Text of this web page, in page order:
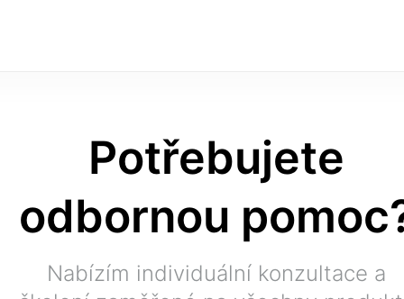
Potřebujete
odbornou
Nabízím individuální konzultace a